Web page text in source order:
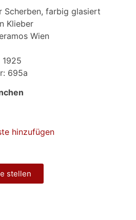
Scherben, farbig glasiert
Klieber
Wien
1925
695a
hinzufügen
stellen